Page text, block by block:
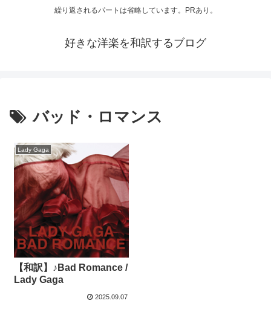
繰り返されるパートは省略しています。PRあり。
好きな洋楽を和訳するブログ
バッド・ロマンス
Lady Gaga
【和訳】♪Bad Romance /
Lady Gaga
2025.09.07